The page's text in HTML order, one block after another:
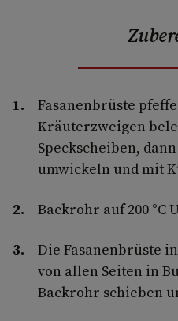
Fasanenbrüste
Kräuterzweigen
Speckscheiben,
umwickeln und mit
Backrohr auf 200 °C
Die Fasanenbrüste
von allen Seiten in
Backrohr schieben